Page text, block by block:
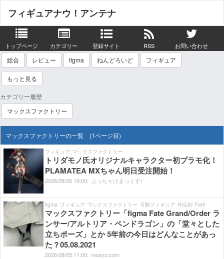
フィギュアナウ！アンテナ
トップページ カテゴリー 登録サイト RSS お問い合わせ
総合 レビュー figma ねんどろいど フィギュア
もっと見る
カテゴリー履歴
マックスファクトリー
マックスファクトリーの一覧 (1ページ目)
フィギュア マックスファクトリー
トリダモノ氏オリジナルキャラクター初プラモ化！
PLAMATEA MXちゃん明日受注開始！
2026/08/06 19:00: ぶっちゃけまっくす!
figma フィギュア マックスファクトリー 可動フィギュア 作品別 Fate
マックスファクトリー「figma Fate Grand/Order ラ
ンサー/アルトリア・ペンドラゴン」の「堂々とした
立ちポーズ」とか 5年前の今日はどんなことがあっ
た？05.08.2021
2026/08/05 11:00: moeyo.com